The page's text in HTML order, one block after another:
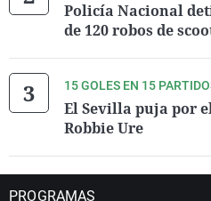
Policía Nacional
de 120 robos de
15 GOLES EN 15
El Sevilla puja por
Robbie Ure
PROGRAMAS